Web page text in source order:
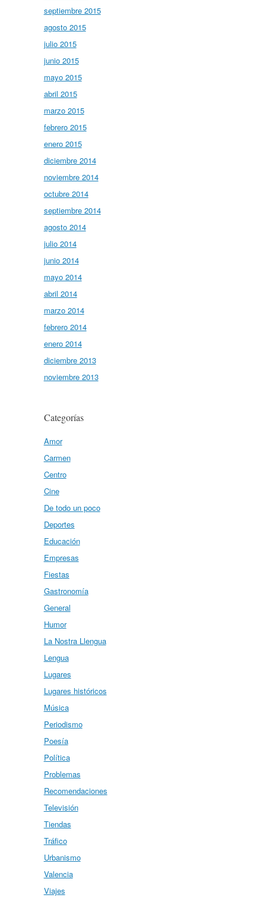
septiembre 2015
agosto 2015
julio 2015
junio 2015
mayo 2015
abril 2015
marzo 2015
febrero 2015
enero 2015
diciembre 2014
noviembre 2014
octubre 2014
septiembre 2014
agosto 2014
julio 2014
junio 2014
mayo 2014
abril 2014
marzo 2014
febrero 2014
enero 2014
diciembre 2013
noviembre 2013
Categorías
Amor
Carmen
Centro
Cine
De todo un poco
Deportes
Educación
Empresas
Fiestas
Gastronomía
General
Humor
La Nostra Llengua
Lengua
Lugares
Lugares históricos
Música
Periodismo
Poesía
Política
Problemas
Recomendaciones
Televisión
Tiendas
Tráfico
Urbanismo
Valencia
Viajes